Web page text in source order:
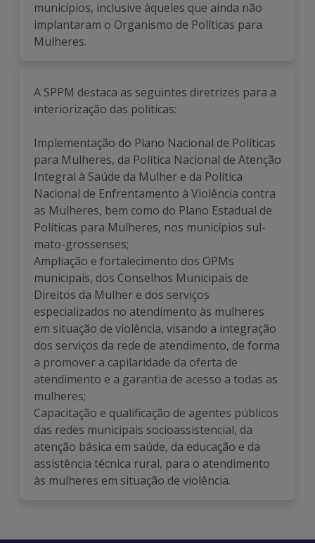
municípios, inclusive àqueles que ainda não
implantaram o Organismo de Políticas para
Mulheres.
A SPPM destaca as seguintes diretrizes para a
interiorização das políticas:
Implementação do Plano Nacional de Políticas
para Mulheres, da Política Nacional de Atenção
Integral à Saúde da Mulher e da Política
Nacional de Enfrentamento à Violência contra
as Mulheres, bem como do Plano Estadual de
Políticas para Mulheres, nos municípios sul-
mato-grossenses;
Ampliação e fortalecimento dos OPMs
municipais, dos Conselhos Municipais de
Direitos da Mulher e dos serviços
especializados no atendimento às mulheres
em situação de violência, visando a integração
dos serviços da rede de atendimento, de forma
a promover a capilaridade da oferta de
atendimento e a garantia de acesso a todas as
mulheres;
Capacitação e qualificação de agentes públicos
das redes municipais socioassistencial, da
atenção básica em saúde, da educação e da
assistência técnica rural, para o atendimento
às mulheres em situação de violência.